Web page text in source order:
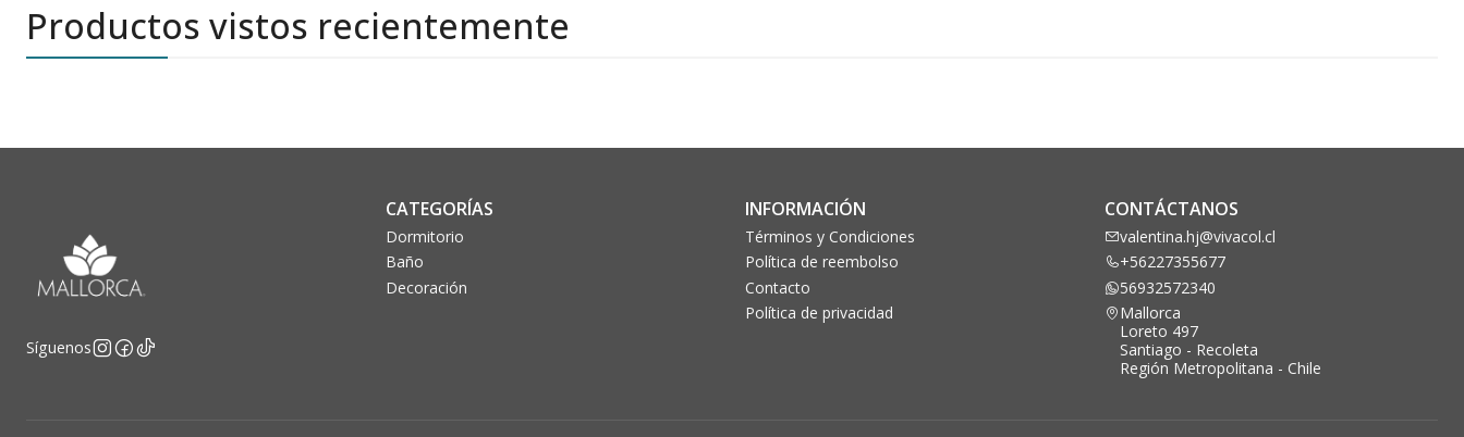
Productos vistos recientemente
Síguenos
CATEGORÍAS
Dormitorio
Baño
Decoración
INFORMACIÓN
Términos y Condiciones
Política de reembolso
Contacto
Política de privacidad
CONTÁCTANOS
valentina.hj@vivacol.cl
+56227355677
56932572340
Mallorca
Loreto 497
Santiago - Recoleta
Región Metropolitana - Chile